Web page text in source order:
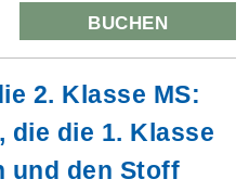
BUCHEN
2. Klasse MS:
die die 1. Klasse
und den Stoff